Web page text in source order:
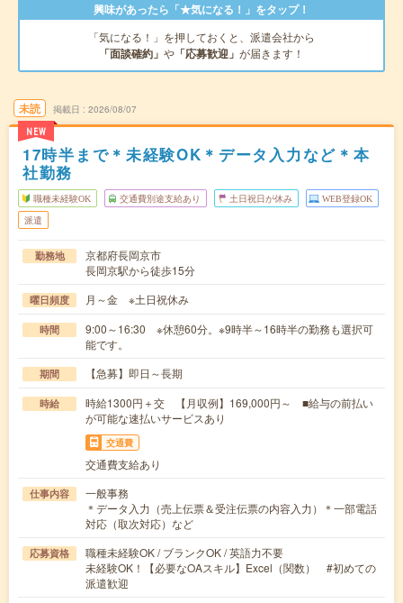
興味があったら「★気になる！」をタップ！
「気になる！」を押しておくと、派遣会社から
「面談確約」 や 「応募歓迎」 が届きます！
未読
NEW
掲載日 2026/08/07
17時半まで＊未経験OK＊データ入力など＊本
社勤務
職種未経験OK 交通費別途支給あり 土日祝日が休み WEB登録OK
派遣
勤務地
京都府長岡京市
長岡京駅から徒歩15分
曜日頻度 月～金 ※土日祝休み
時間
9:00～16:30 ※休憩60分。※9時半～16時半の勤務も選択可
能です。
期間 【急募】即日～長期
時給
時給1300円＋交 【月収例】169,000円～ ■給与の前払い
が可能な速払いサービスあり
交通費
交通費支給あり
仕事内容
一般事務
＊データ入力（売上伝票＆受注伝票の内容入力）＊一部電話
対応（取次対応）など
応募資格
職種未経験OK / ブランクOK / 英語力不要
未経験OK！【必要なOAスキル】Excel（関数） #初めての
派遣歓迎